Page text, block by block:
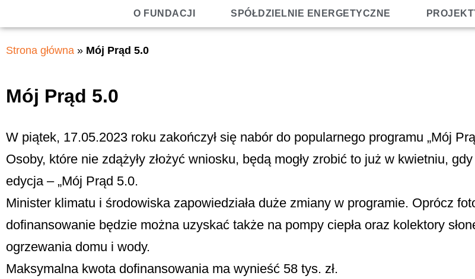
O FUNDACJI SPÓŁDZIELNIE ENERGETYCZNE
Strona główna » Mój Prąd 5.0
Mój Prąd 5.0
W piątek, 17.05.2023 roku zakończył się nabór do popularnego programu „Mój
Osoby, które nie zdążyły złożyć wniosku, będą mogły zrobić to już w kwietniu,
edycja – „Mój Prąd 5.0.
Minister klimatu i środowiska zapowiedziała duże zmiany w programie. Oprócz
dofinansowanie będzie można uzyskać także na pompy ciepła oraz kolektory
ogrzewania domu i wody.
Maksymalna kwota dofinansowania ma wynieść 58 tys. zł.